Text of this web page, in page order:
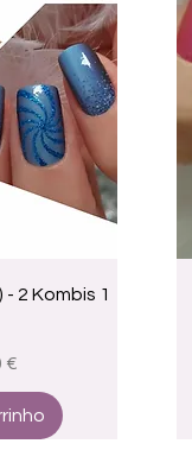
2 Kombis 1
promocional
€